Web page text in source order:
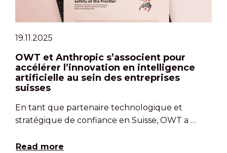
19.11.2025
OWT et Anthropic s’associent pour
accélérer l’innovation en intelligence
artificielle au sein des entreprises
suisses
En tant que partenaire technologique et
stratégique de confiance en Suisse, OWT a …
Read more